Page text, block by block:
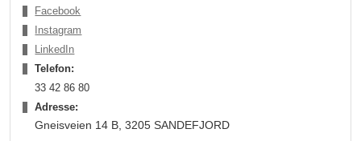
Facebook
Instagram
LinkedIn
Telefon:
33 42 86 80
Adresse:
Gneisveien 14 B, 3205 SANDEFJORD